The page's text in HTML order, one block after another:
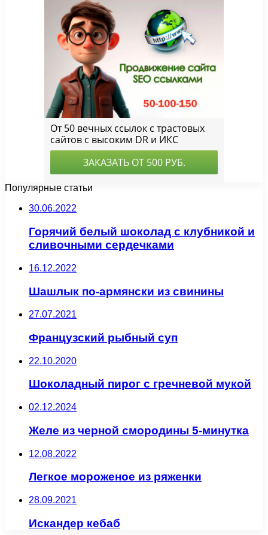
Популярные статьи
30.06.2022
Горячий белый шоколад с клубникой и
сливочными сердечками
16.12.2022
Шашлык по-армянски из свинины
27.07.2021
Французский рыбный суп
22.10.2020
Шоколадный пирог с гречневой мукой
02.12.2024
Желе из черной смородины 5-минутка
12.08.2022
Легкое мороженое из ряженки
28.09.2021
Искандер кебаб